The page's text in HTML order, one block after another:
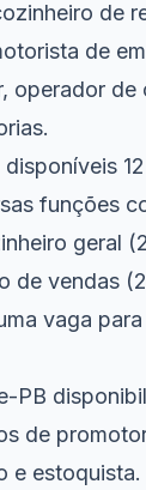
de
de
operador de
funções
geral
de vendas
vaga
PB
de
e estoquista.